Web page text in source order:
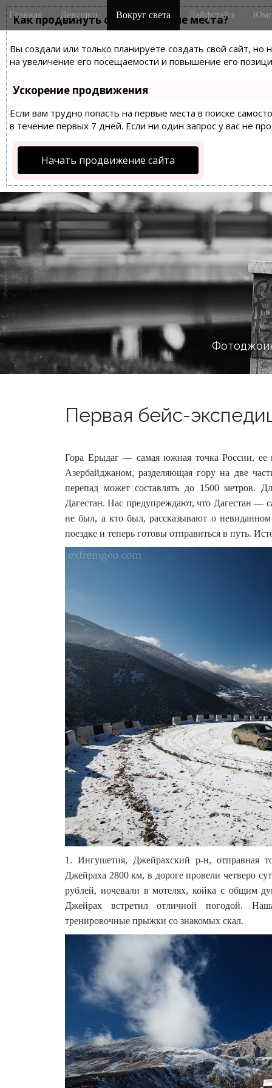
Как продвинуть сайт на первые места?
Вы создали или только планируете создать свой сайт,
на увеличение его посещаемости и повышение его
Ускорение продвижения
Если вам трудно попасть на первые места в поиске
в течение первых 7 дней. Если ни один запрос у вас не
Начать продвижение сайта
M
a
n
m
e
n
u
i
Главная Девушки Вокруг света Лайфстайл
Первая бейс-
Гора Ерыдаг — самая южная точка России, ее
Азербайджаном, разделяющая гору на две
перепад может составлять до 1500 метров.
Дагестан. Нас предупреждают, что Дагестан —
не был, а кто был, рассказывают о
поездке и теперь готовы отправиться в путь.
1. Ингушетия, Джейрахский р-н, отправная
Джейраха 2800 км, в дороге провели четверо
рублей, ночевали в мотелях, койка с общим
Джейрах встретил отличной погодой.
тренировочные прыжки со знакомых скал.